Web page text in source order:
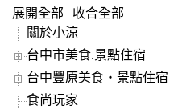
展開全部 | 收合全部
關於小涼
台中市美食.景點住宿
台中豐原美食‧景點住宿
食尚玩家